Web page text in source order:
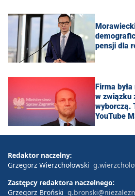
pensji dla
Firma
w związku
wyborczą.
YouTube
Redaktor naczelny:
Grzegorz Wierzchołowski
Zastępcy redaktora naczelnego:
Grzegorz Broński